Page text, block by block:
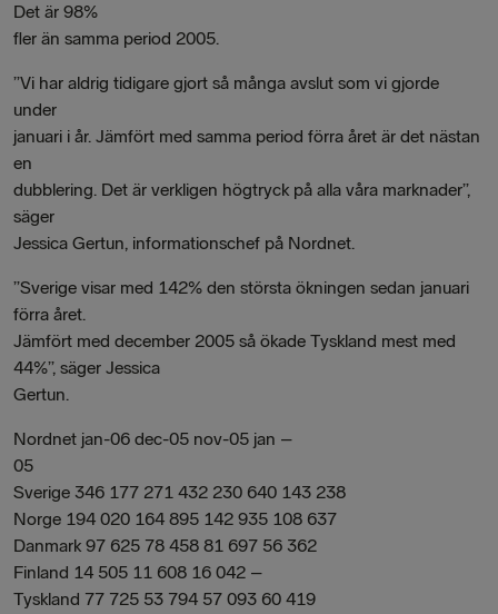
Det är 98%
fler än samma period 2005.
”Vi har aldrig tidigare gjort så många avslut som vi gjorde
under
januari i år. Jämfört med samma period förra året är det nästan
en
dubblering. Det är verkligen högtryck på alla våra marknader”,
säger
Jessica Gertun, informationschef på Nordnet.
”Sverige visar med 142% den största ökningen sedan januari
förra året.
Jämfört med december 2005 så ökade Tyskland mest med
44%”, säger Jessica
Gertun.
Nordnet jan-06 dec-05 nov-05 jan –
05
Sverige 346 177 271 432 230 640 143 238
Norge 194 020 164 895 142 935 108 637
Danmark 97 625 78 458 81 697 56 362
Finland 14 505 11 608 16 042 –
Tyskland 77 725 53 794 57 093 60 419